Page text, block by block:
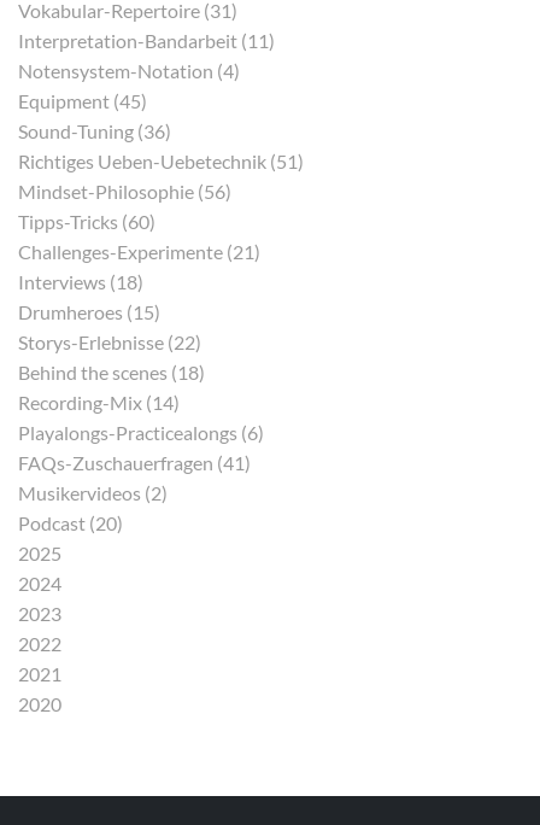
Vokabular-Repertoire (31)
Interpretation-Bandarbeit (11)
Notensystem-Notation (4)
Equipment (45)
Sound-Tuning (36)
Richtiges Ueben-Uebetechnik (51)
Mindset-Philosophie (56)
Tipps-Tricks (60)
Challenges-Experimente (21)
Interviews (18)
Drumheroes (15)
Storys-Erlebnisse (22)
Behind the scenes (18)
Recording-Mix (14)
Playalongs-Practicealongs (6)
FAQs-Zuschauerfragen (41)
Musikervideos (2)
Podcast (20)
2025
2024
2023
2022
2021
2020